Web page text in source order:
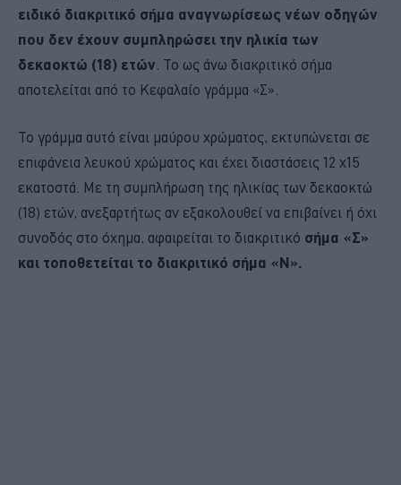
ειδικό διακριτικό σήμα αναγνωρίσεως νέων οδηγών
που δεν έχουν συμπληρώσει την ηλικία των
δεκαοκτώ (18) ετών. Το ως άνω διακριτικό σήμα
αποτελείται από το Κεφαλαίο γράμμα «Σ».
Το γράμμα αυτό είναι μαύρου χρώματος, εκτυπώνεται σε
επιφάνεια λευκού χρώματος και έχει διαστάσεις 12 x15
εκατοστά. Με τη συμπλήρωση της ηλικίας των δεκαοκτώ
(18) ετών, ανεξαρτήτως αν εξακολουθεί να επιβαίνει ή όχι
συνοδός στο όχημα, αφαιρείται το διακριτικό σήμα «Σ»
και τοποθετείται το διακριτικό σήμα «Ν».